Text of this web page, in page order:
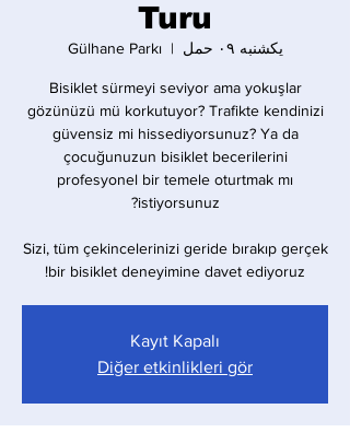
Turu
یکشنبه ۰۹ حمل
  |
Gülhane Parkı
Bisiklet sürmeyi seviyor ama yokuşlar
gözünüzü mü korkutuyor? Trafikte kendinizi
güvensiz mi hissediyorsunuz? Ya da
çocuğunuzun bisiklet becerilerini
profesyonel bir temele oturtmak mı
Sizi, tüm çekincelerinizi geride bırakıp gerçek
bir bisiklet deneyimine davet ediyoruz!
Kayıt Kapalı
Diğer etkinlikleri gör